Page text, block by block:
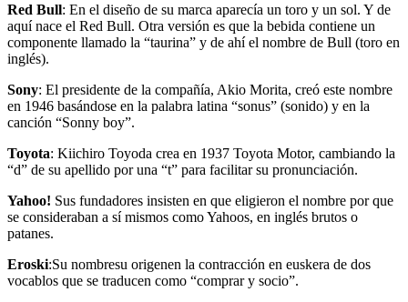
Red Bull: En el diseño de su marca aparecía un toro y un sol. Y de
aquí nace el Red Bull. Otra versión es que la bebida contiene un
componente llamado la “taurina” y de ahí el nombre de Bull (toro en
inglés).
Sony: El presidente de la compañía, Akio Morita, creó este nombre
en 1946 basándose en la palabra latina “sonus” (sonido) y en la
canción “Sonny boy”.
Toyota: Kiichiro Toyoda crea en 1937 Toyota Motor, cambiando la
“d” de su apellido por una “t” para facilitar su pronunciación.
Yahoo! Sus fundadores insisten en que eligieron el nombre por que
se consideraban a sí mismos como Yahoos, en inglés brutos o
patanes.
Eroski:Su nombresu origenen la contracción en euskera de dos
vocablos que se traducen como “comprar y socio”.